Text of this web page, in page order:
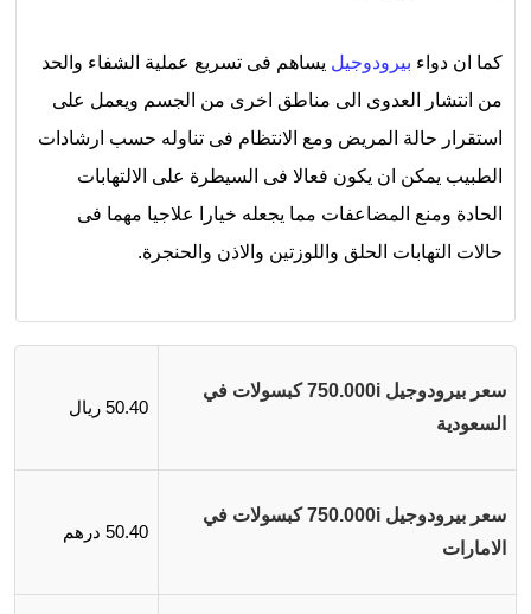
كما ان دواء بيرودوجيل يساهم فى تسريع عملية الشفاء والحد
من انتشار العدوى الى مناطق اخرى من الجسم ويعمل على
استقرار حالة المريض ومع الانتظام فى تناوله حسب ارشادات
الطبيب يمكن ان يكون فعالا فى السيطرة على الالتهابات
الحادة ومنع المضاعفات مما يجعله خيارا علاجيا مهما فى
حالات التهابات الحلق واللوزتين والاذن والحنجرة.
سعر بيرودوجيل 750.000i كبسولات في
السعودية
50.40 ريال
سعر بيرودوجيل 750.000i كبسولات في
الامارات
50.40 درهم